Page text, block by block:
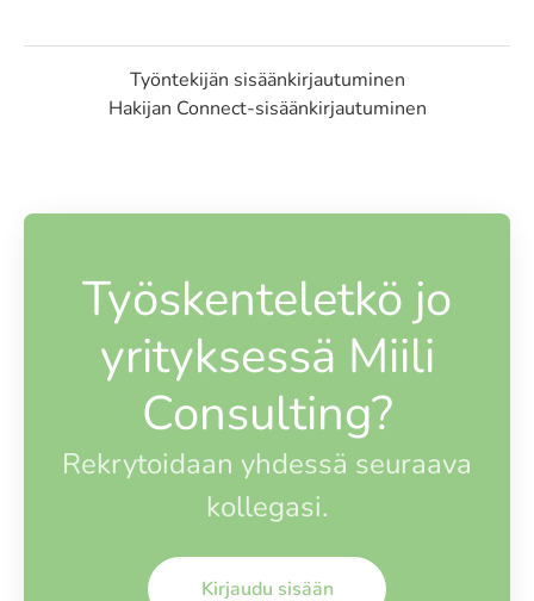
Työntekijän sisäänkirjautuminen
Hakijan Connect-sisäänkirjautuminen
Työskenteletkö jo
yrityksessä Miili
Consulting?
Rekrytoidaan yhdessä seuraava
kollegasi.
Kirjaudu sisään